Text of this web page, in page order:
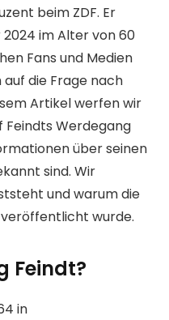
beim ZDF. Er
im Alter von 60
Fans und Medien
die Frage nach
Artikel werfen wir
Feindts Werdegang
über seinen
sind. Wir
und warum die
wurde.
Feindt?
in